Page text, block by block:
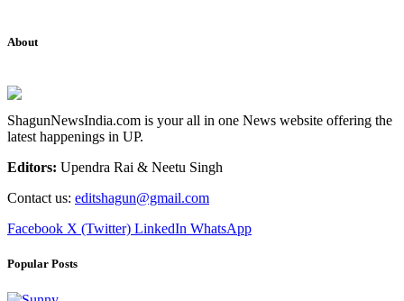
About
ShagunNewsIndia.com is your all in one News website offering the
latest happenings in UP.
Editors: Upendra Rai & Neetu Singh
Contact us: editshagun@gmail.com
Facebook X (Twitter) LinkedIn WhatsApp
Popular Posts